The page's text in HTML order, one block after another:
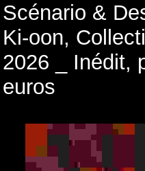
Scénario &
Ki-oon,
2026 _ Inédit,
euros